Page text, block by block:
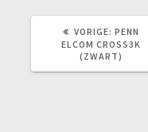
VORIGE: VORIG
PENN
ELCOM CROSS3K
(ZWART)